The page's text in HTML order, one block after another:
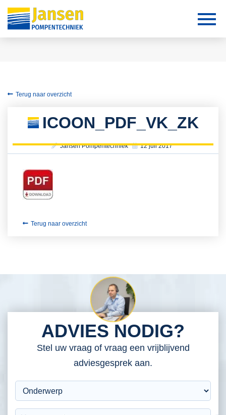
Terug naar overzicht
ICOON_PDF_VK_ZK
Jansen Pompentechniek 12 juli 2017
Terug naar overzicht
ADVIES NODIG?
Stel uw vraag of vraag een vrijblijvend
adviesgesprek aan.